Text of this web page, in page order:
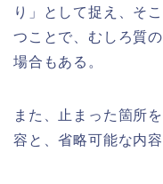
り」として捉え、そ
つことで、むしろ質
場合もある。
また、止まった箇所
容と、省略可能な内